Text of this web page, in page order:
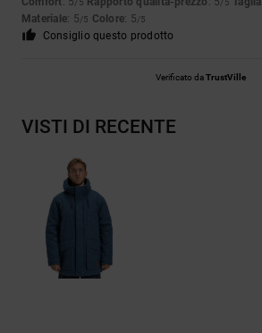
/5 /5
Materiale: 5/5 Colore: 5/5
Consiglio questo prodotto
Verificato daTrustVille
VISTI DI RECENTE